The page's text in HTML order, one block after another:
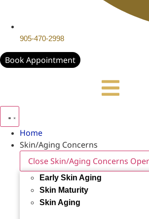
905-470-2998
Book Appointment
Home
Skin/Aging Concerns
Close Skin/Aging Concerns
Early Skin Aging
Skin Maturity
Skin Aging